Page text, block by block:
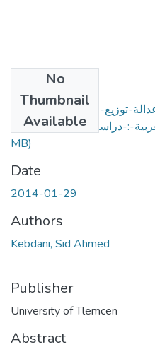
No
Thumbnail
Available
توزيع-الدخل-في-الجزائر-
MB)
Date
2014-01-29
Authors
Kebdani, Sid Ahmed
Publisher
University of Tlemcen
Abstract